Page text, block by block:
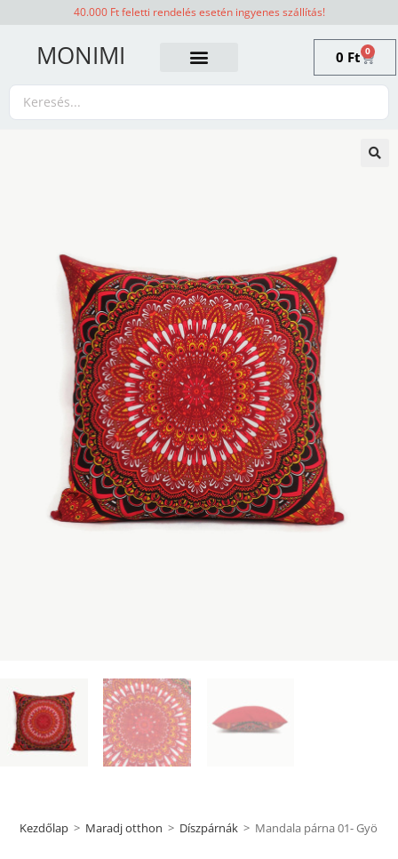
40.000 Ft feletti rendelés esetén ingyenes szállítás!
MONIMI 0 Ft 0
Kezdőlap > Maradj otthon > Díszpárnák > Mandala párna 01-